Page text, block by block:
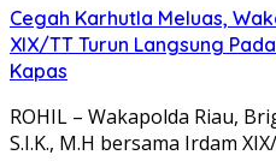
Cegah Karhutla Meluas,
XIX/TT Turun Langsung
Kapas
ROHIL – Wakapolda Riau,
S.I.K., M.H bersama Irdam